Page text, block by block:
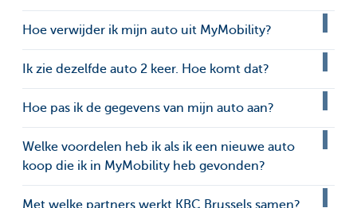
Hoe verwijder ik mijn auto uit MyMobility?
Ik zie dezelfde auto 2 keer. Hoe komt dat?
Hoe pas ik de gegevens van mijn auto aan?
Welke voordelen heb ik als ik een nieuwe auto
koop die ik in MyMobility heb gevonden?
Met welke partners werkt KBC Brussels samen?